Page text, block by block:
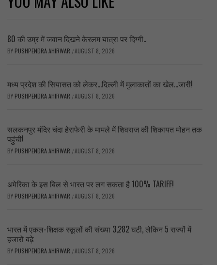
80 की उम्र में जवान दिखने केरलम यात्रा पर दिग्गी..
BY PUSHPENDRA AHIRWAR /AUGUST 8, 2026
मध्य प्रदेश की सियासत को लेकर…दिल्ली में मुलाकातों का खेल…जारी!
BY PUSHPENDRA AHIRWAR /AUGUST 8, 2026
सलकनपुर मंदिर चंदा हेराफेरी के मामले में शिवराज की शिकायत मोहन तक
पहुंची!
BY PUSHPENDRA AHIRWAR /AUGUST 8, 2026
अमेरिका के इस बिल से भारत पर लग सकता है 100% TARIFF!
BY PUSHPENDRA AHIRWAR /AUGUST 8, 2026
भारत में एकल-शिक्षक स्कूलों की संख्या 3,282 घटी, लेकिन 5 राज्यों में
हजारों बढ़े
BY PUSHPENDRA AHIRWAR /AUGUST 8, 2026